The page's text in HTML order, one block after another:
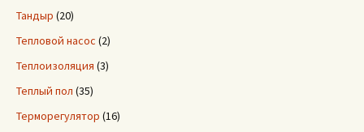
Тандыр (20)
Тепловой насос (2)
Теплоизоляция (3)
Теплый пол (35)
Терморегулятор (16)